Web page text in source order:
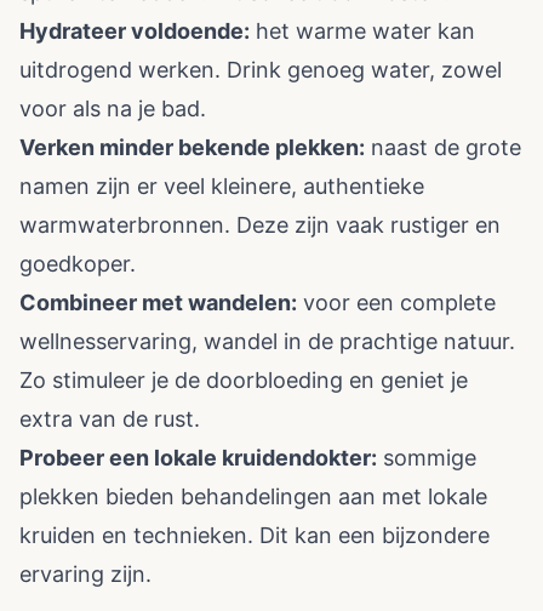
Hydrateer voldoende: het warme water kan
uitdrogend werken. Drink genoeg water, zowel
voor als na je bad.
Verken minder bekende plekken: naast de grote
namen zijn er veel kleinere, authentieke
warmwaterbronnen. Deze zijn vaak rustiger en
goedkoper.
Combineer met wandelen: voor een complete
wellnesservaring, wandel in de prachtige natuur.
Zo stimuleer je de doorbloeding en geniet je
extra van de rust.
Probeer een lokale kruidendokter: sommige
plekken bieden behandelingen aan met lokale
kruiden en technieken. Dit kan een bijzondere
ervaring zijn.